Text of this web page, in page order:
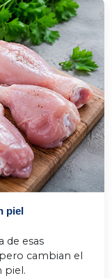
piel
de esas
cambian el
piel.